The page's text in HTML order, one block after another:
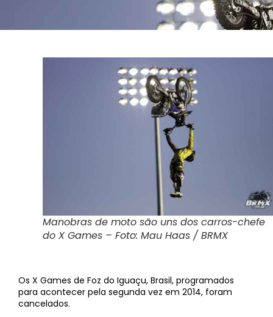
Manobras de moto são uns dos carros-chefe
do X Games – Foto: Mau Haas / BRMX
Os X Games de Foz do Iguaçu, Brasil, programados
para acontecer pela segunda vez em 2014, foram
cancelados.